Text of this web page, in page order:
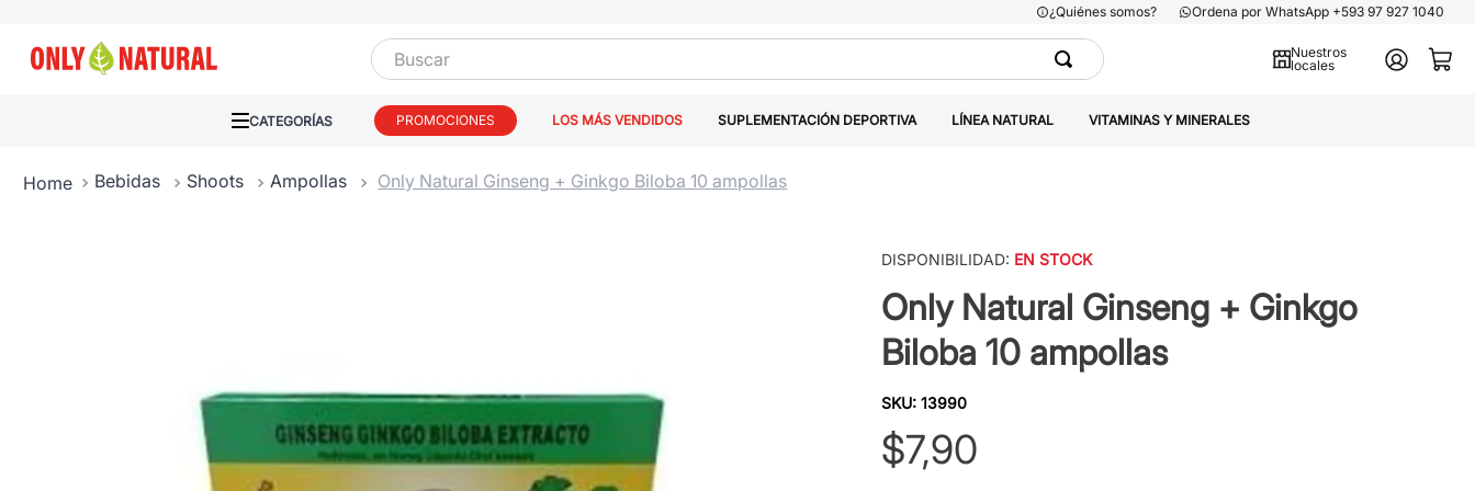
¿Quiénes somos? Ordena por WhatsApp +593 97 927 1040
Buscar
Nuestros
locales
PROMOCIONES LOS MÁS VENDIDOS SUPLEMENTACIÓN DEPORTIVA LÍNEA NATURAL VITAMINAS Y MINERALES
Bebidas Shoots Ampollas Only Natural Ginseng + Ginkgo Biloba 10 ampollas
DISPONIBILIDAD: EN STOCK
Only Natural Ginseng + Ginkgo
Biloba 10 ampollas
SKU: 13990
$7,90